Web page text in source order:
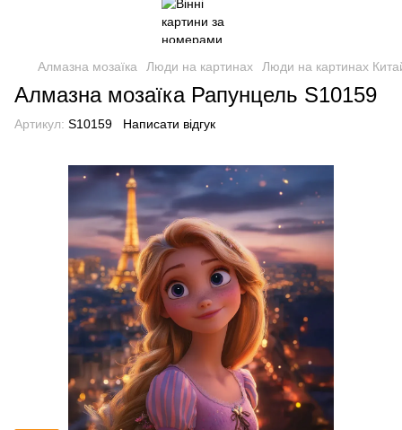
Алмазна мозаїка Люди на картинах Люди на картинах
Алмазна мозаїка Рапунцель S10159
Артикул: S10159 Написати відгук